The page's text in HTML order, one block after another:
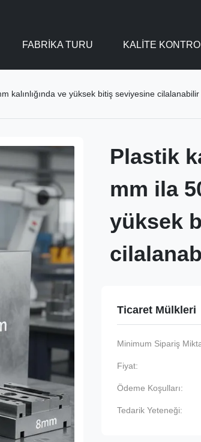
FABRIKA TURU KALITE
kalınlığında ve yüksek bitiş seviyesine
Plastik
mm ila
yüksek
Ticaret Mülkleri
Minimum Sipariş
Fiyat:
Ödeme Koşulları:
Tedarik Yeteneği: